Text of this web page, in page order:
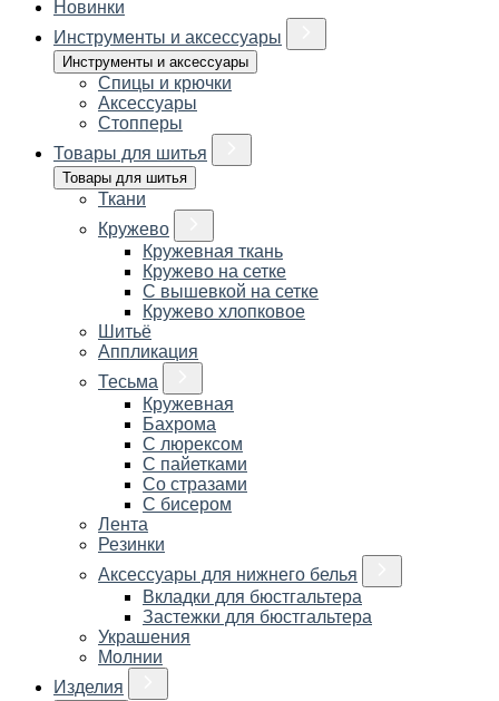
Новинки
Инструменты и аксессуары
Инструменты и аксессуары
Спицы и крючки
Аксессуары
Стопперы
Товары для шитья
Товары для шитья
Ткани
Кружево
Кружевная ткань
Кружево на сетке
С вышевкой на сетке
Кружево хлопковое
Шитьё
Аппликация
Тесьма
Кружевная
Бахрома
С люрексом
С пайетками
Со стразами
С бисером
Лента
Резинки
Аксессуары для нижнего белья
Вкладки для бюстгальтера
Застежки для бюстгальтера
Украшения
Молнии
Изделия